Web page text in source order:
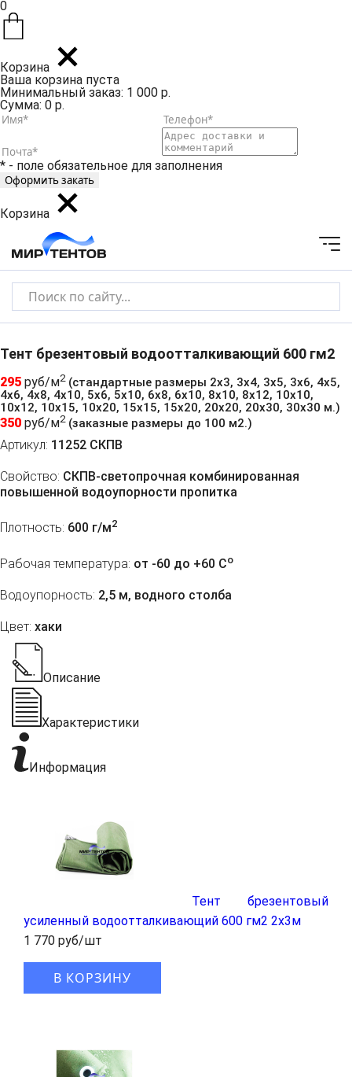
0
Корзина
Ваша корзина пуста
Минимальный заказ: 1 000 р.
Сумма: 0 р.
* - поле обязательное для заполнения
Корзина
Тент брезентовый водоотталкивающий 600 гм2
295 руб/м2 (стандартные размеры 2х3, 3х4, 3х5, 3х6, 4х5,
4х6, 4х8, 4х10, 5х6, 5х10, 6х8, 6х10, 8х10, 8х12, 10х10,
10х12, 10х15, 10х20, 15х15, 15х20, 20х20, 20х30, 30х30 м.)
350 руб/м2 (заказные размеры до 100 м2.)
Артикул: 11252 СКПВ
Свойство: СКПВ-светопрочная комбинированная
повышенной водоупорности пропитка
Плотность: 600 г/м2
Рабочая температура: от -60 до +60 Co
Водоупорность: 2,5 м, водного столба
Цвет: хаки
Описание
Характеристики
Информация
Тент брезентовый
усиленный водоотталкивающий 600 гм2 2x3м
1 770 руб/шт
В КОРЗИНУ